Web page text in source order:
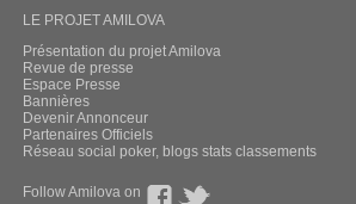
LE PROJET AMILOVA
Présentation du projet Amilova
Revue de presse
Espace Presse
Bannières
Devenir Annonceur
Partenaires Officiels
Réseau social poker, blogs stats classements
Follow Amilova on